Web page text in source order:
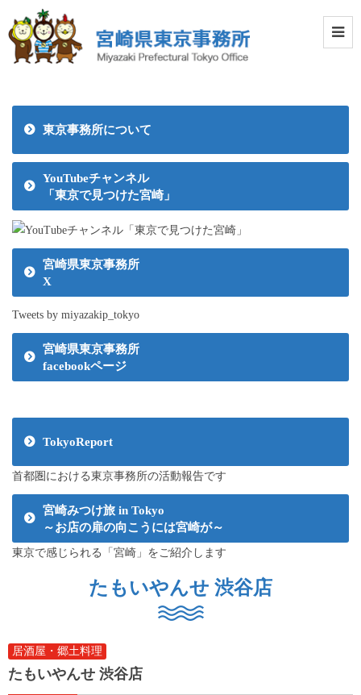
東京事務所について
YouTubeチャンネル
「東京で見つけた宮崎」
宮崎県東京事務所
X
Tweets by miyazakip_tokyo
宮崎県東京事務所
facebookページ
TokyoReport
首都圏における東京事務所の活動報告です
宮崎みつけ旅 in Tokyo
～お店の扉の向こうには宮崎が～
東京で感じられる「宮崎」をご紹介します
たもいやんせ 渋谷店
居酒屋・郷土料理
たもいやんせ 渋谷店